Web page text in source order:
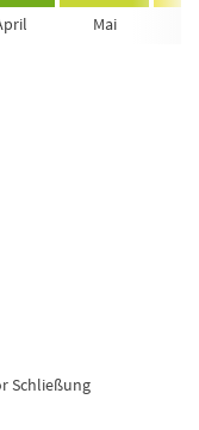
Mai
Schließung